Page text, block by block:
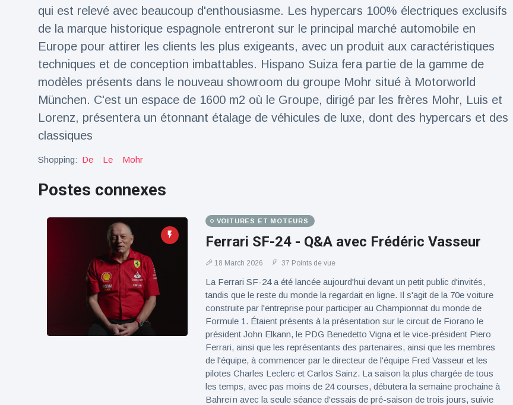
One-Off de
Maranello
Lotus dévoile
Emeya, sa
première
Hyper-GT
100électrique
18 March
22
Points de vue
qui est relevé avec beaucoup d'enthousiasme. Les hypercars 100% électriques exclusifs
de la marque historique espagnole entreront sur le principal marché automobile en
Europe pour attirer les clients les plus exigeants, avec un produit aux caractéristiques
techniques et de conception imbattables. Hispano Suiza fera partie de la gamme de
modèles présents dans le nouveau showroom du groupe Mohr situé à Motorworld
München. C'est un espace de 1600 m2 où le Groupe, dirigé par les frères Mohr, Luis et
Lorenz, présentera un étonnant étalage de véhicules de luxe, dont des hypercars et des
classiques
Shopping: De Le Mohr
Postes connexes
VOITURES ET MOTEURS
Ferrari SF-24 - Q&A avec Frédéric Vasseur
18 March 2026 37 Points de vue
La Ferrari SF-24 a été lancée aujourd'hui devant un petit public d'invités,
tandis que le reste du monde la regardait en ligne. Il s'agit de la 70e voiture
construite par l'entreprise pour participer au Championnat du monde de
Formule 1. Étaient présents à la présentation sur le circuit de Fiorano le
président John Elkann, le PDG Benedetto Vigna et le vice-président Piero
Ferrari, ainsi que les représentants des partenaires, ainsi que les membres
de l'équipe, à commencer par le directeur de l'équipe Fred Vasseur et les
pilotes Charles Leclerc et Carlos Sainz. La saison la plus chargée de tous
les temps, avec pas moins de 24 courses, débutera la semaine prochaine à
Bahreïn avec la seule séance d'essais de pré-saison de trois jours, suivie